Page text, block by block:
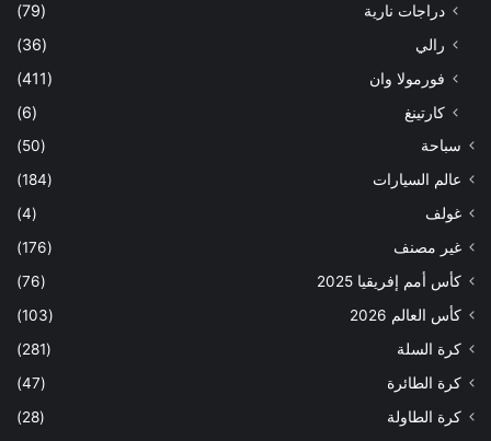
دراجات نارية
(79)
رالي
(36)
فورمولا وان
(411)
كارتينغ
(6)
سباحة
(50)
عالم السيارات
(184)
غولف
(4)
غير مصنف
(176)
كأس أمم إفريقيا 2025
(76)
كأس العالم 2026
(103)
كرة السلة
(281)
كرة الطائرة
(47)
كرة الطاولة
(28)